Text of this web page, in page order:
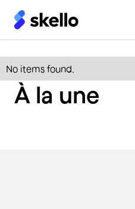
Restauration
No items found.
À la une